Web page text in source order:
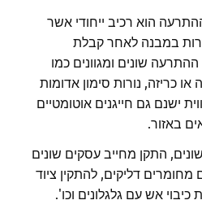
הוא רכיב ייחודי אשר
במבנה לאחר קבלת
שונים ומגוונים כמו
כריזה, נורות סימון אדומות
ישנם גם חייגנים אוטומטיים
באזור.
התקן מחייב עסקים שונים
מחומרים דליקים, להתקין ציוד
כיבוי אש עם גלגלונים וכו'.